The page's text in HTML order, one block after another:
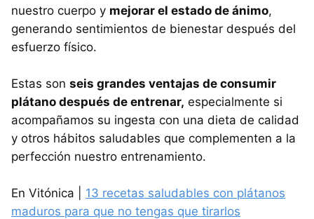
nuestro cuerpo y mejorar el estado de ánimo,
generando sentimientos de bienestar después del
esfuerzo físico.
Estas son seis grandes ventajas de consumir
plátano después de entrenar, especialmente si
acompañamos su ingesta con una dieta de calidad
y otros hábitos saludables que complementen a la
perfección nuestro entrenamiento.
En Vitónica | 13 recetas saludables con plátanos
maduros para que no tengas que tirarlos